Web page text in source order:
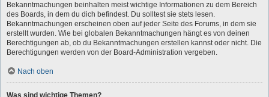
Bekanntmachungen beinhalten meist wichtige Informationen zu dem Bereich
des Boards, in dem du dich befindest. Du solltest sie stets lesen.
Bekanntmachungen erscheinen oben auf jeder Seite des Forums, in dem sie
erstellt wurden. Wie bei globalen Bekanntmachungen hängt es von deinen
Berechtigungen ab, ob du Bekanntmachungen erstellen kannst oder nicht. Die
Berechtigungen werden von der Board-Administration vergeben.
Nach oben
Was sind wichtige Themen?